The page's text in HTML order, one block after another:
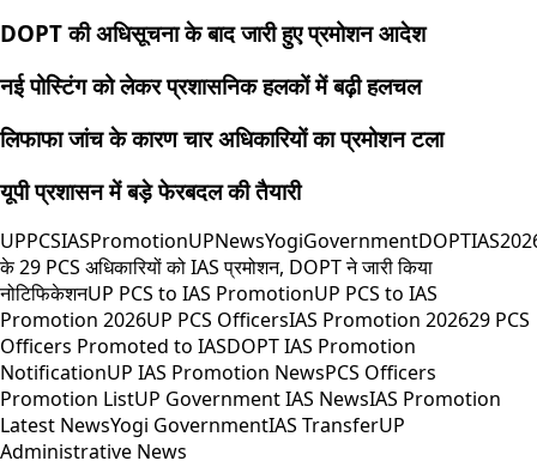
DOPT की अधिसूचना के बाद जारी हुए प्रमोशन आदेश
नई पोस्टिंग को लेकर प्रशासनिक हलकों में बढ़ी हलचल
लिफाफा जांच के कारण चार अधिकारियों का प्रमोशन टला
यूपी प्रशासन में बड़े फेरबदल की तैयारी
UPPCSIASPromotionUPNewsYogiGovernmentDOPT
के 29 PCS अधिकारियों को IAS प्रमोशन, DOPT ने जारी किया
नोटिफिकेशनUP PCS to IAS PromotionUP PCS to IAS
Promotion 2026UP PCS OfficersIAS Promotion 202629 PCS
Officers Promoted to IASDOPT IAS Promotion
NotificationUP IAS Promotion NewsPCS Officers
Promotion ListUP Government IAS NewsIAS Promotion
Latest NewsYogi GovernmentIAS TransferUP
Administrative News